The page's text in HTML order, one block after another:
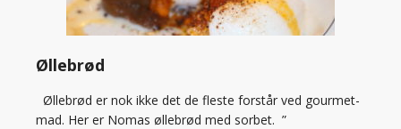
Øllebrød
Øllebrød er nok ikke det de fleste forstår ved gourmet-
mad. Her er Nomas øllebrød med sorbet. ”